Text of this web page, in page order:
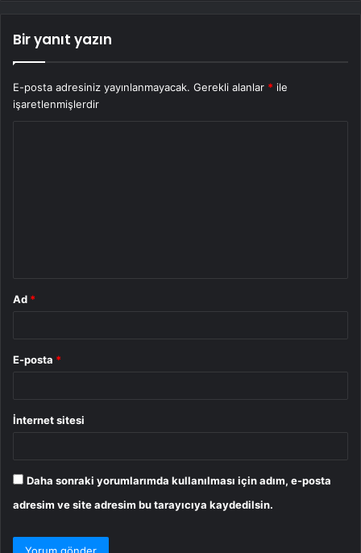
Bir yanıt yazın
E-posta adresiniz yayınlanmayacak. Gerekli alanlar * ile
işaretlenmişlerdir
Ad *
E-posta *
İnternet sitesi
Daha sonraki yorumlarımda kullanılması için adım, e-posta
adresim ve site adresim bu tarayıcıya kaydedilsin.